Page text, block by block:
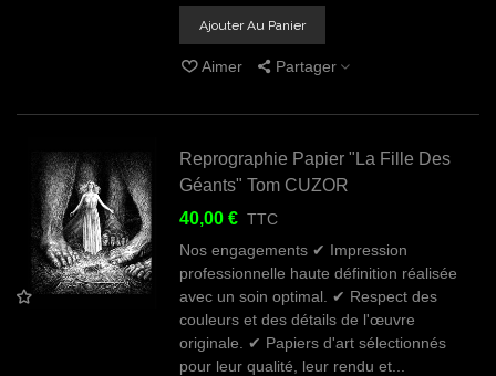
Ajouter Au Panier
Aimer Partager
Reprographie Papier "La Fille Des
Géants" Tom CUZOR
40,00 € TTC
Nos engagements ✔ Impression
professionnelle haute définition réalisée
avec un soin optimal. ✔ Respect des
couleurs et des détails de l'œuvre
originale. ✔ Papiers d'art sélectionnés
pour leur qualité, leur rendu et...